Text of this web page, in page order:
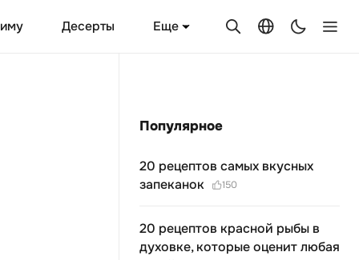
Десерты Еще
Популярное
20 рецептов самых вкусных
запеканок
150
20 рецептов красной рыбы в
духовке, которые оценит любая